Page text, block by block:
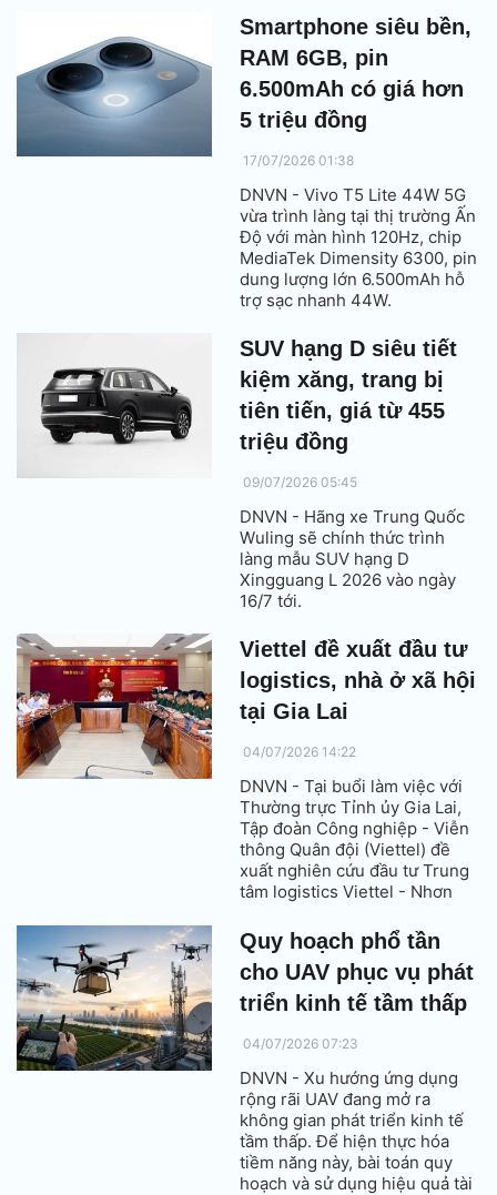
sự MIL-STD-810H.
Smartphone siêu bền,
RAM 6GB, pin
6.500mAh có giá hơn
5 triệu đồng
17/07/2026 01:38
DNVN - Vivo T5 Lite 44W 5G
vừa trình làng tại thị trường Ấn
Độ với màn hình 120Hz, chip
MediaTek Dimensity 6300, pin
dung lượng lớn 6.500mAh hỗ
trợ sạc nhanh 44W.
SUV hạng D siêu tiết
kiệm xăng, trang bị
tiên tiến, giá từ 455
triệu đồng
09/07/2026 05:45
DNVN - Hãng xe Trung Quốc
Wuling sẽ chính thức trình
làng mẫu SUV hạng D
Xingguang L 2026 vào ngày
16/7 tới.
Viettel đề xuất đầu tư
logistics, nhà ở xã hội
tại Gia Lai
04/07/2026 14:22
DNVN - Tại buổi làm việc với
Thường trực Tỉnh ủy Gia Lai,
Tập đoàn Công nghiệp - Viễn
thông Quân đội (Viettel) đề
xuất nghiên cứu đầu tư Trung
tâm logistics Viettel - Nhơn
hội; đồng thời tiếp tục mở rộng
hợp tác chuyển đổi số, hạ tầng
viễn thông, dữ liệu và trí tuệ
nhân tạo.
Quy hoạch phổ tần
cho UAV phục vụ phát
triển kinh tế tầm thấp
04/07/2026 07:23
DNVN - Xu hướng ứng dụng
rộng rãi UAV đang mở ra
không gian phát triển kinh tế
tầm thấp. Để hiện thực hóa
tiềm năng này, bài toán quy
hoạch và sử dụng hiệu quả tài